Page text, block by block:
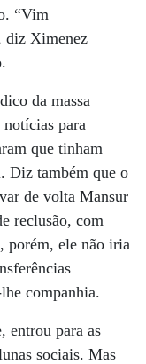
“Vim
diz Ximenez
da massa
para
que tinham
Diz também que o
de volta Mansur
reclusão, com
porém, ele não iria
companhia.
entrou para as
sociais. Mas